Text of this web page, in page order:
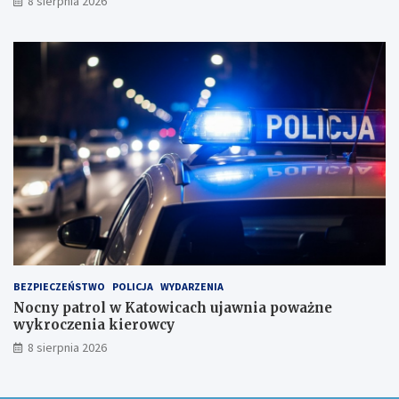
u
BEZPIECZEŃSTWO POLICJA WYDARZENIA
Nocny patrol w Katowicach ujawnia poważne
wykroczenia kierowcy
8 sierpnia 2026